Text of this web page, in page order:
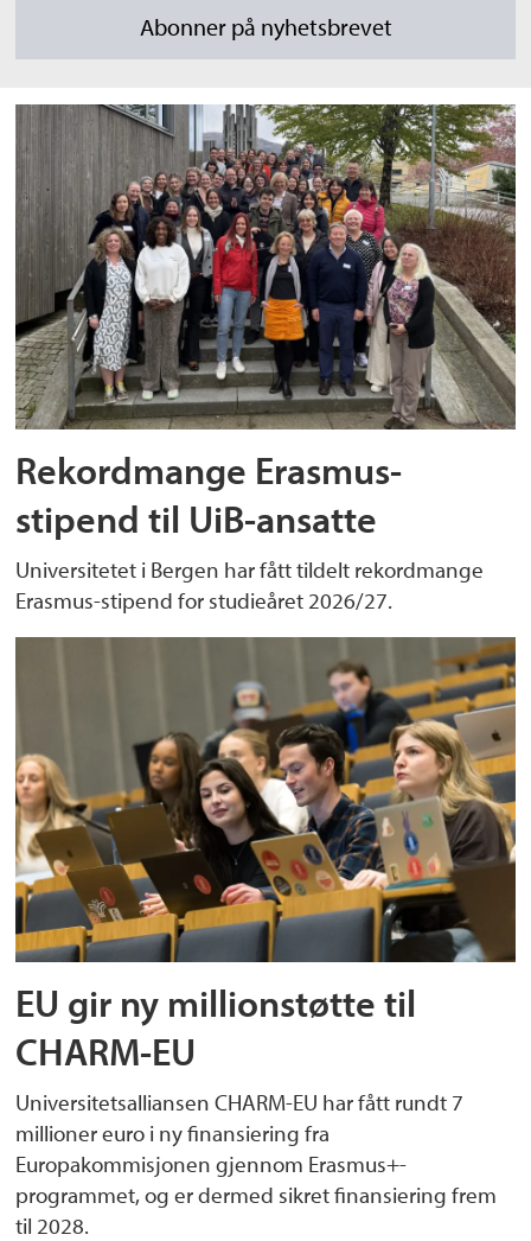
Rekordmange Erasmus-
stipend til UiB-ansatte
Universitetet i Bergen har fått tildelt rekordmange
Erasmus-stipend for studieåret 2026/27.
EU gir ny millionstøtte til
CHARM-EU
Universitetsalliansen CHARM-EU har fått rundt 7
millioner euro i ny finansiering fra
Europakommisjonen gjennom Erasmus+-
programmet, og er dermed sikret finansiering frem
til 2028.